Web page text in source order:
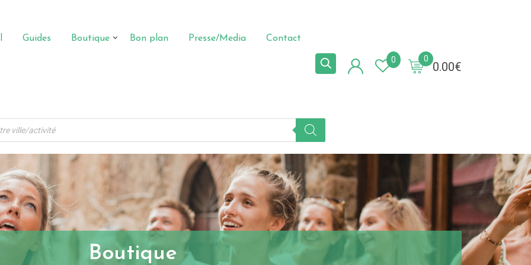
Guides Boutique Bon plan Presse/Media Contact
0.00€
0
0
Boutique